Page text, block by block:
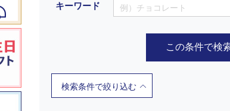
キーワード
この条件で検
検索条件で絞り込む